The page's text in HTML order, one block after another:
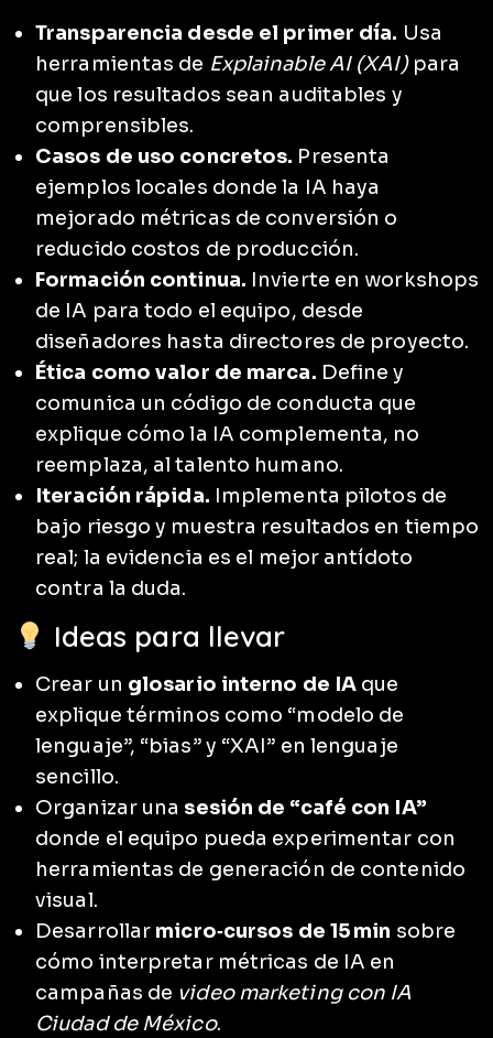
Transparencia desde el primer día. Usa
herramientas de Explainable AI (XAI)para
que los resultados sean auditables y
comprensibles.
Casos de uso concretos. Presenta
ejemplos locales donde la IA haya
mejorado métricas de conversión o
reducido costos de producción.
Formación continua. Invierte en workshops
de IA para todo el equipo, desde
diseñadores hasta directores de proyecto.
Ética como valor de marca. Define y
comunica un código de conducta que
explique cómo la IA complementa, no
reemplaza, al talento humano.
Iteración rápida. Implementa pilotos de
bajo riesgo y muestra resultados en tiempo
real; la evidencia es el mejor antídoto
contra la duda.
Ideas para llevar
Crear un glosario interno de IA que
explique términos como “modelo de
lenguaje”, “bias” y “XAI” en lenguaje
sencillo.
Organizar una sesión de “café con IA”
donde el equipo pueda experimentar con
herramientas de generación de contenido
visual.
Desarrollar micro‑cursos de 15 min sobre
cómo interpretar métricas de IA en
campañas de video marketing con IA
Ciudad de México.